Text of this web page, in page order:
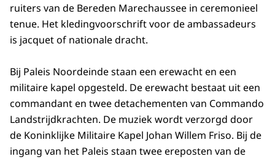
ruiters van de Bereden Marechaussee in ceremonieel
tenue. Het kledingvoorschrift voor de ambassadeurs
is jacquet of nationale dracht.
Bij Paleis Noordeinde staan een erewacht en een
militaire kapel opgesteld. De erewacht bestaat uit een
commandant en twee detachementen van Commando
Landstrijdkrachten. De muziek wordt verzorgd door
de Koninklijke Militaire Kapel Johan Willem Friso. Bij de
ingang van het Paleis staan twee ereposten van de